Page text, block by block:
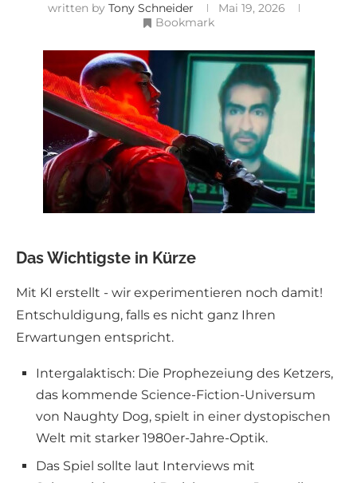
written by Tony Schneider
Mai 19, 2026
Bookmark
Das Wichtigste in Kürze
Mit KI erstellt - wir experimentieren noch damit!
Entschuldigung, falls es nicht ganz Ihren
Erwartungen entspricht.
Intergalaktisch: Die Prophezeiung des Ketzers,
das kommende Science-Fiction-Universum
von Naughty Dog, spielt in einer dystopischen
Welt mit starker 1980er-Jahre-Optik.
Das Spiel sollte laut Interviews mit